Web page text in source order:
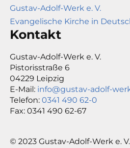
Gustav-Adolf-Werk e. V.
Evangelische Kirche in
Kontakt
Gustav-Adolf-Werk e. V.
Pistorisstraße 6
04229 Leipzig
E-Mail: info@gustav-adolf-
Telefon: 0341 490 62-0
Fax: 0341 490 62-67
© 2023 Gustav-Adolf-Werk e. V.